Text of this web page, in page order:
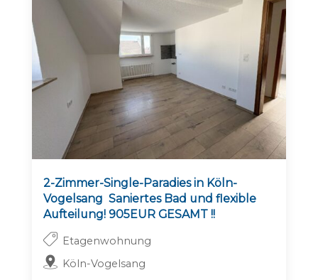
2-Zimmer-Single-Paradies in Köln-
Vogelsang  Saniertes Bad und flexible
Aufteilung! 905EUR GESAMT !!
Etagenwohnung
Köln-Vogelsang